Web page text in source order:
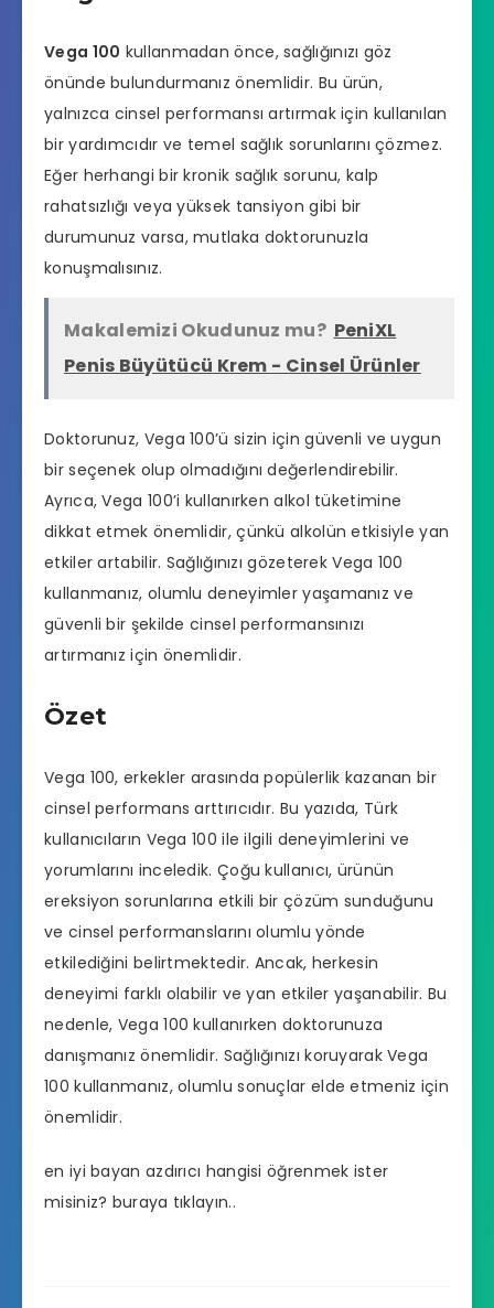
Vega 100 kullanmadan önce, sağlığınızı göz
önünde bulundurmanız önemlidir. Bu ürün,
yalnızca cinsel performansı artırmakiçin kullanılan
bir yardımcıdır ve temel sağlık sorunlarını çözmez.
Eğer herhangi bir kronik sağlık sorunu, kalp
rahatsızlığı veya yüksek tansiyon gibi bir
durumunuz varsa, mutlaka doktorunuzla
konuşmalısınız.
Makalemizi Okudunuz mu? PeniXL
Penis Büyütücü Krem - Cinsel Ürünler
Doktorunuz, Vega 100’ü sizin için güvenli ve uygun
bir seçenek olup olmadığını değerlendirebilir.
Ayrıca, Vega 100’i kullanırken alkol tüketimine
dikkat etmek önemlidir, çünkü alkolün etkisiyle yan
etkiler artabilir. Sağlığınızı gözeterek Vega 100
kullanmanız, olumlu deneyimler yaşamanız ve
güvenli bir şekilde cinsel performansınızı
artırmanız için önemlidir.
Özet
Vega 100, erkekler arasında popülerlik kazanan bir
cinsel performans arttırıcıdır. Bu yazıda, Türk
kullanıcıların Vega 100 ile ilgili deneyimlerini ve
yorumlarını inceledik. Çoğu kullanıcı, ürünün
ereksiyon sorunlarına etkili bir çözüm sunduğunu
ve cinsel performanslarını olumlu yönde
etkilediğini belirtmektedir. Ancak, herkesin
deneyimi farklı olabilir ve yan etkiler yaşanabilir. Bu
nedenle, Vega 100 kullanırken doktorunuza
danışmanız önemlidir. Sağlığınızı koruyarak Vega
100 kullanmanız, olumlu sonuçlar elde etmeniz için
önemlidir.
en iyi bayan azdırıcı hangisi öğrenmek ister
misiniz? buraya tıklayın..